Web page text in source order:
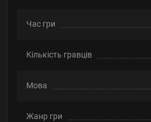
Час гри
Кількість гравців
Мова
Жанр гри